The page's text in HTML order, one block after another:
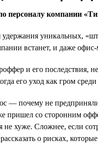
персоналу компании
уникальных,
встанет, и даже
и его последствия,
его уход как гром среди
— почему не предприняли
пришел со сторонним
не хуже. Сложнее, если
о рисках,